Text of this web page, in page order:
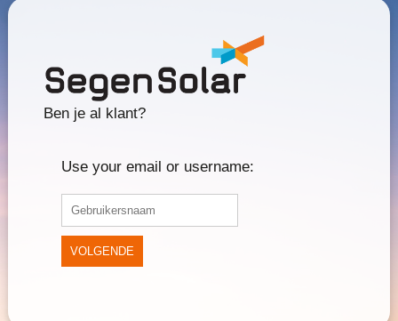
Ben je al klant?
Use your email or username:
VOLGENDE